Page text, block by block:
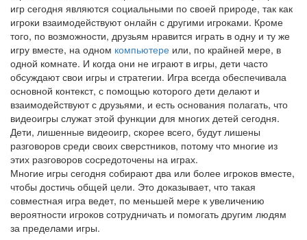
игр сегодня являются социальными по своей природе, так как
игроки взаимодействуют онлайн с другими игроками. Кроме
того, по возможности, друзьям нравится играть в одну и ту же
игру вместе, на одном компьютере или, по крайней мере, в
одной комнате. И когда они не играют в игры, дети часто
обсуждают свои игры и стратегии. Игра всегда обеспечивала
основной контекст, с помощью которого дети делают и
взаимодействуют с друзьями, и есть основания полагать, что
видеоигры служат этой функции для многих детей сегодня.
Дети, лишенные видеоигр, скорее всего, будут лишены
разговоров среди своих сверстников, потому что многие из
этих разговоров сосредоточены на играх.
Многие игры сегодня собирают два или более игроков вместе,
чтобы достичь общей цели. Это доказывает, что такая
совместная игра ведет, по меньшей мере к увеличению
вероятности игроков сотрудничать и помогать другим людям
за пределами игры.